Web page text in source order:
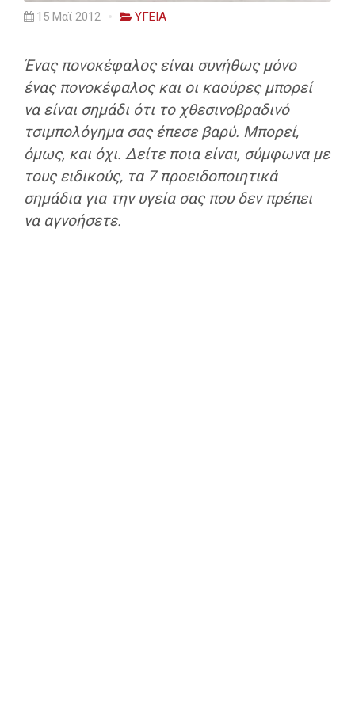
15 Μαϊ 2012 ΥΓΕΙΑ
Ένας πονοκέφαλος είναι συνήθως μόνο
ένας πονοκέφαλος και οι καούρες μπορεί
να είναι σημάδι ότι το χθεσινοβραδινό
τσιμπολόγημα σας έπεσε βαρύ. Μπορεί,
όμως, και όχι. Δείτε ποια είναι, σύμφωνα με
τους ειδικούς, τα 7 προειδοποιητικά
σημάδια για την υγεία σας που δεν πρέπει
να αγνοήσετε.